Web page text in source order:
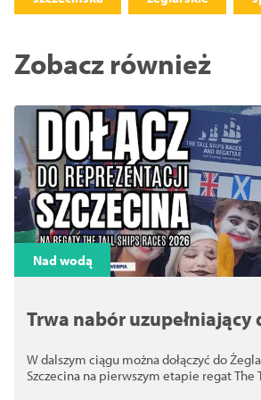
Zobacz również
Nad wodą
Trwa nabór uzupełniający
TSR 2026
W dalszym ciągu można dołączyć do
Szczecina na pierwszym etapie regat The